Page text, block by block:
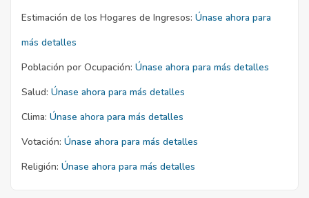
Estimación de los Hogares de Ingresos: Únase ahora para
más detalles
Población por Ocupación: Únase ahora para más detalles
Salud: Únase ahora para más detalles
Clima: Únase ahora para más detalles
Votación: Únase ahora para más detalles
Religión: Únase ahora para más detalles